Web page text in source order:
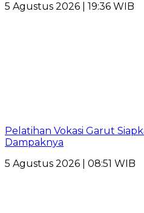
5 Agustus 2026 | 19:36 WIB
Pelatihan Vokasi Garut
Dampaknya
5 Agustus 2026 | 08:51 WIB